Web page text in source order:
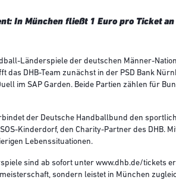
In München fließt 1 Euro pro Ticket
Länderspiele der deutschen Männer-
das DHB-Team zunächst in der PSD Bank
im SAP Garden. Beide Partien zählen für
der Deutsche Handballbund den
Kinderdorf, den Charity-Partner des DHB.
Lebenssituationen.
sind ab sofort unter www.dhb.de/tickets
sondern leistet in München